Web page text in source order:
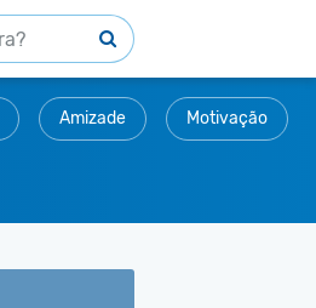
Amizade Motivação